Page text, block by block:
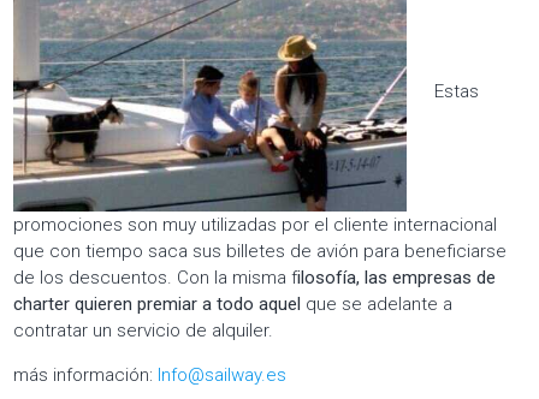
Estas
promociones son muy utilizadas por el cliente internacional
que con tiempo saca sus billetes de avión para beneficiarse
de los descuentos. Con la misma filosofía, las empresas de
charter quieren premiar a todo aquel que se adelante a
contratar un servicio de alquiler.
más información: Info@sailway.es